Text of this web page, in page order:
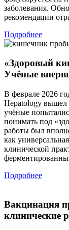
заболевания.
рекомендации
Подробнее
«Здоровый
Учёные
В феврале 2026
Hepatology вышел
учёные
понимать под
работы был
как
клинической
Подробнее
Вакцинация
клинические